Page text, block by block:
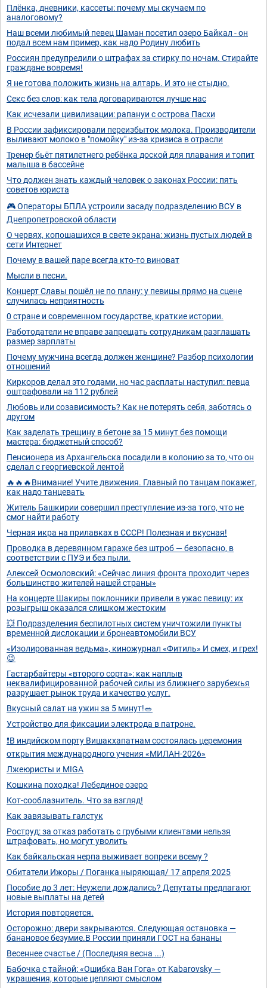
Плёнка, дневники, кассеты: почему мы скучаем по
аналоговому?
Наш всеми любимый певец Шаман посетил озеро Байкал - он
подал всем нам пример, как надо Родину любить
Россиян предупредили о штрафах за стирку по ночам. Стирайте
граждане вовремя!
Я не готова положить жизнь на алтарь. И это не стыдно.
Секс без слов: как тела договариваются лучше нас
Как исчезали цивилизации: рапануи с острова Пасхи
В России зафиксировали переизбыток молока. Производители
выливают молоко в "помойку" из-за кризиса в отрасли
Тренер бьёт пятилетнего ребёнка доской для плавания и топит
малыша в бассейне
Что должен знать каждый человек о законах России: пять
советов юриста
🎮 Операторы БПЛА устроили засаду подразделению ВСУ в
Днепропетровской области
О червях, копошащихся в свете экрана: жизнь пустых людей в
сети Интернет
Почему в вашей паре всегда кто-то виноват
Мысли в песни.
Концерт Славы пошёл не по плану: у певицы прямо на сцене
случилась неприятность
0 стране и современном государстве, краткие истории.
Работодатели не вправе запрещать сотрудникам разглашать
размер зарплаты
Почему мужчина всегда должен женщине? Разбор психологии
отношений
Киркоров делал это годами, но час расплаты наступил: певца
оштрафовали на 112 рублей
Любовь или созависимость? Как не потерять себя, заботясь о
другом
Как заделать трещину в бетоне за 15 минут без помощи
мастера: бюджетный способ?
Пенсионера из Архангельска посадили в колонию за то, что он
сделал с георгиевской лентой
🔥🔥🔥Внимание! Учите движения. Главный по танцам покажет,
как надо танцевать
Житель Башкирии совершил преступление из-за того, что не
смог найти работу
Черная икра на прилавках в СССР! Полезная и вкусная!
Проводка в деревянном гараже без штроб — безопасно, в
соответствии с ПУЭ и без пыли.
Алексей Осмоловский: «Сейчас линия фронта проходит через
большинство жителей нашей страны»
На концерте Шакиры поклонники привели в ужас певицу: их
розыгрыш оказался слишком жестоким
💥 Подразделения беспилотных систем уничтожили пункты
временной дислокации и бронеавтомобили ВСУ
«Изолированная ведьма», киножурнал «Фитиль» И смех, и грех!
😉
Гастарбайтеры «второго сорта»: как наплыв
неквалифицированной рабочей силы из ближнего зарубежья
разрушает рынок труда и качество услуг.
Вкусный салат на ужин за 5 минут!🥗
Устройство для фиксации электрода в патроне.
❗В индийском порту Вишакхапатнам состоялась церемония
открытия международного учения «МИЛАН-2026»
Лжеюристы и MIGA
Кошкина походка! Лебединое озеро
Кот-сооблазнитель. Что за взгляд!
Как завязывать галстук
Роструд: за отказ работать с грубыми клиентами нельзя
штрафовать, но могут уволить
Как байкальская нерпа выживает вопреки всему ?
Обитатели Ижоры / Поганка ныряющая/ 17 апреля 2025
Пособие до 3 лет: Неужели дождались? Депутаты предлагают
новые выплаты на детей
История повторяется.
Осторожно: двери закрываются. Следующая остановка —
банановое безумие.В России приняли ГОСТ на бананы
Весеннее счастье / (Последняя весна ...)
Бабочка с тайной: «Ошибка Ван Гога» от Kabarovsky —
украшения, которые цепляют смыслом